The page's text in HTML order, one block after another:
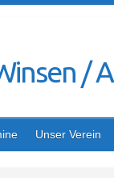
Unser Verein